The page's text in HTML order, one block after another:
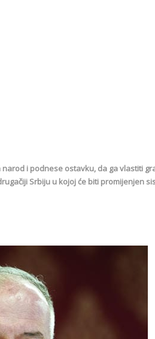
i podnese ostavku, da ga vlastiti
Srbiju u kojoj će biti promijenjen